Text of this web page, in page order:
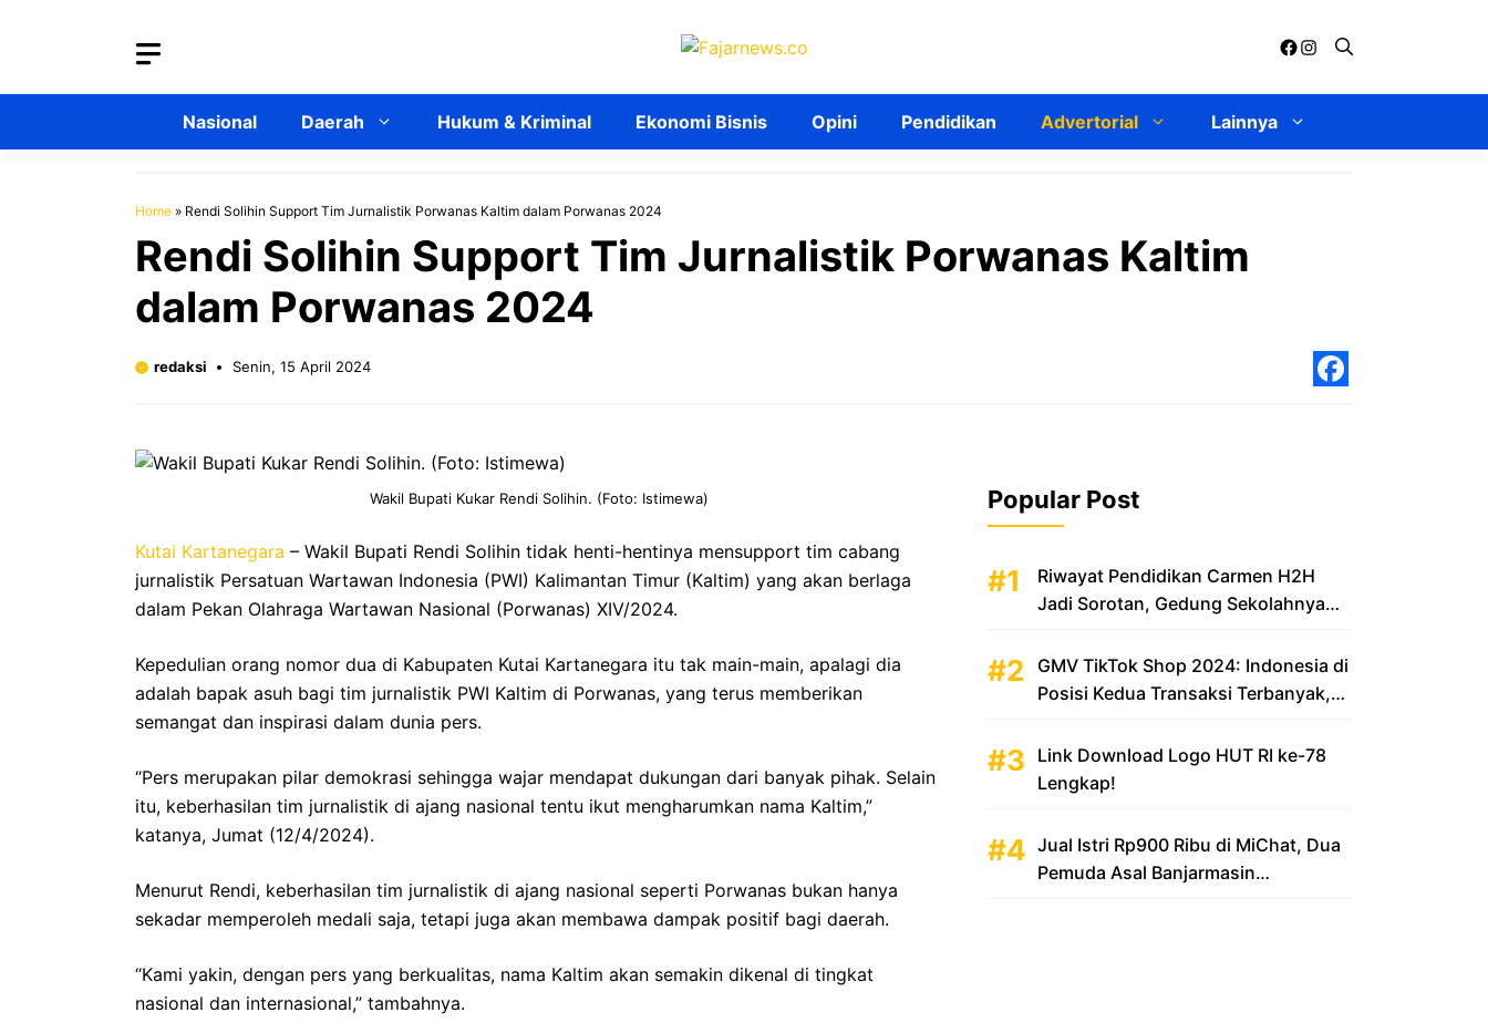
Facebook
Instagram
Nasional Daerah Hukum & Kriminal Ekonomi Bisnis Opini Pendidikan Advertorial Lainnya
Home » Rendi Solihin Support Tim Jurnalistik Porwanas Kaltim dalam Porwanas 2024
Rendi Solihin Support Tim Jurnalistik Porwanas Kaltim
dalam Porwanas 2024
redaksi Senin, 15 April 2024
Wakil Bupati Kukar Rendi Solihin. (Foto: Istimewa)
Kutai Kartanegara – Wakil Bupati Rendi Solihin tidak henti-hentinya mensupport tim cabang
jurnalistik Persatuan Wartawan Indonesia (PWI) Kalimantan Timur (Kaltim) yang akan berlaga
dalam Pekan Olahraga Wartawan Nasional (Porwanas) XIV/2024.
Kepedulian orang nomor dua di Kabupaten Kutai Kartanegara itu tak main-main, apalagi dia
adalah bapak asuh bagi tim jurnalistik PWI Kaltim di Porwanas, yang terus memberikan
semangat dan inspirasi dalam dunia pers.
“Pers merupakan pilar demokrasi sehingga wajar mendapat dukungan dari banyak pihak. Selain
itu, keberhasilan tim jurnalistik di ajang nasional tentu ikut mengharumkan nama Kaltim,”
katanya, Jumat (12/4/2024).
Menurut Rendi, keberhasilan tim jurnalistik di ajang nasional seperti Porwanas bukan hanya
sekadar memperoleh medali saja, tetapi juga akan membawa dampak positif bagi daerah.
“Kami yakin, dengan pers yang berkualitas, nama Kaltim akan semakin dikenal di tingkat
nasional dan internasional,” tambahnya.
Popular Post
Riwayat Pendidikan Carmen H2H
Jadi Sorotan, Gedung Sekolahnya
GMV TikTok Shop 2024: Indonesia di
Posisi Kedua Transaksi Terbanyak,
Link Download Logo HUT RI ke-78
Lengkap!
Jual Istri Rp900 Ribu di MiChat, Dua
Pemuda Asal Banjarmasin